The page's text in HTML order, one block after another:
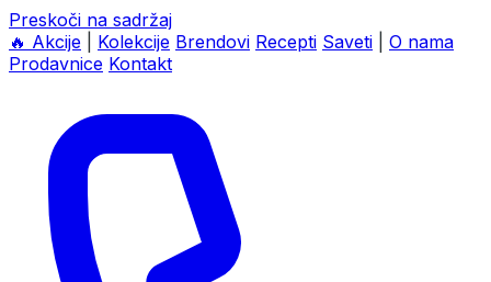
Preskoči na sadržaj
🔥 Akcije Kolekcije Brendovi Recepti Saveti
O nama
Prodavnice Kontakt